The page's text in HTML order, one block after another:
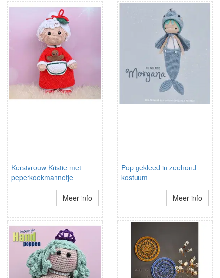
Kerstvrouw Kristie met
peperkoekmannetje
Meer info
Pop gekleed in zeehond
kostuum
Meer info